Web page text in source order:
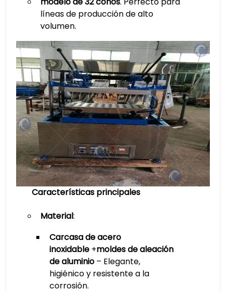
líneas de producción de alto
volumen.
Características principales
Material:
Carcasa de acero
inoxidable+moldes de aleación
de aluminio– Elegante,
higiénico y resistente a la
corrosión.